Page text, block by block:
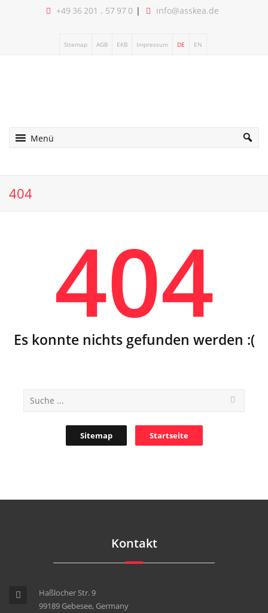
+49 36 201 . 57 97 0 info@asskea.de
Sitemap AGB EKB Impressum DE EN
Menü
404
404
Es konnte nichts gefunden werden :(
Sitemap Startseite
Kontakt
Haßlocher Str. 9
99189 Gebesee, Germany